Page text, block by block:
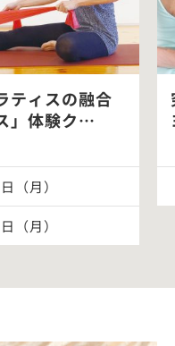
ティスの融合
」体験ク…
（月）
（月）